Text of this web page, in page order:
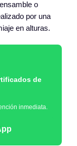
o
por una
en alturas.
de
inmediata.